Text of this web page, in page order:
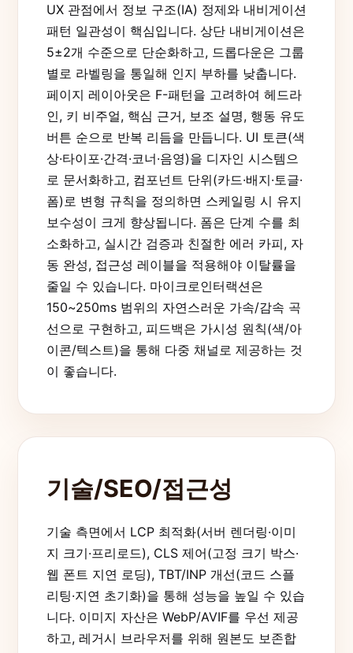
UX 관점에서 정보 구조(IA) 정제와 내비게이션
패턴 일관성이 핵심입니다. 상단 내비게이션은
5±2개 수준으로 단순화하고, 드롭다운은 그룹
별로 라벨링을 통일해 인지 부하를 낮춥니다.
페이지 레이아웃은 F-패턴을 고려하여 헤드라
인, 키 비주얼, 핵심 근거, 보조 설명, 행동 유도
버튼 순으로 반복 리듬을 만듭니다. UI 토큰(색
상·타이포·간격·코너·음영)을 디자인 시스템으
로 문서화하고, 컴포넌트 단위(카드·배지·토글·
폼)로 변형 규칙을 정의하면 스케일링 시 유지
보수성이 크게 향상됩니다. 폼은 단계 수를 최
소화하고, 실시간 검증과 친절한 에러 카피, 자
동 완성, 접근성 레이블을 적용해야 이탈률을
줄일 수 있습니다. 마이크로인터랙션은
150~250ms 범위의 자연스러운 가속/감속 곡
선으로 구현하고, 피드백은 가시성 원칙(색/아
이콘/텍스트)을 통해 다중 채널로 제공하는 것
이 좋습니다.
기술/SEO/접근성
기술 측면에서 LCP 최적화(서버 렌더링·이미
지 크기·프리로드), CLS 제어(고정 크기 박스·
웹 폰트 지연 로딩), TBT/INP 개선(코드 스플
리팅·지연 초기화)을 통해 성능을 높일 수 있습
니다. 이미지 자산은 WebP/AVIF를 우선 제공
하고, 레거시 브라우저를 위해 원본도 보존합